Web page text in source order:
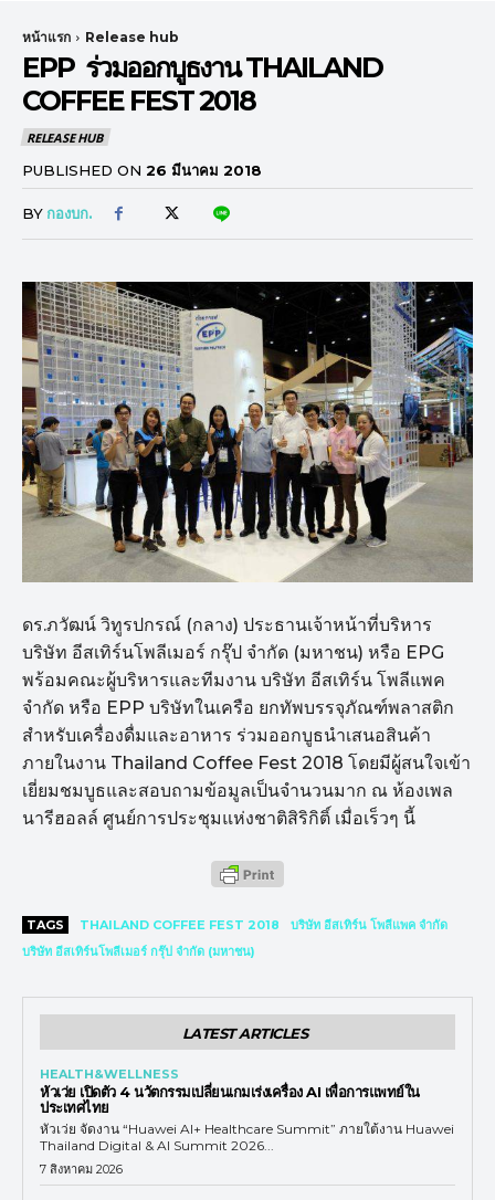
หน้าแรก Release hub
EPP ร่วมออกบูธงาน THAILAND
COFFEE FEST 2018
RELEASE HUB
PUBLISHED ON 26 มีนาคม 2018
BY กองบก.
ดร.ภวัฒน์ วิทูรปกรณ์ (กลาง) ประธานเจ้าหน้าที่บริหาร
บริษัท อีสเทิร์นโพลีเมอร์ กรุ๊ป จำกัด (มหาชน) หรือ EPG
พร้อมคณะผู้บริหารและทีมงาน บริษัท อีสเทิร์น โพลีแพค
จำกัด หรือ EPP บริษัทในเครือ ยกทัพบรรจุภัณฑ์พลาสติก
สำหรับเครื่องดื่มและอาหาร ร่วมออกบูธนำเสนอสินค้า
ภายในงาน Thailand Coffee Fest 2018 โดยมีผู้สนใจเข้า
เยี่ยมชมบูธและสอบถามข้อมูลเป็นจำนวนมาก ณ ห้องเพล
นารีฮอลล์ ศูนย์การประชุมแห่งชาติสิริกิติ์ เมื่อเร็วๆ นี้
TAGS THAILAND COFFEE FEST 2018
บริษัท อีสเทิร์น โพลีแพค จำกัด
บริษัท อีสเทิร์นโพลีเมอร์ กรุ๊ป จำกัด (มหาชน)
LATEST ARTICLES
HEALTH&WELLNESS
หัวเว่ย เปิดตัว 4 นวัตกรรมเปลี่ยนเกมเร่งเครื่อง AI เพื่อการแพทย์ใน
ประเทศไทย
หัวเว่ย จัดงาน “Huawei AI+ Healthcare Summit” ภายใต้งาน Huawei
Thailand Digital & AI Summit 2026...
7 สิงหาคม 2026